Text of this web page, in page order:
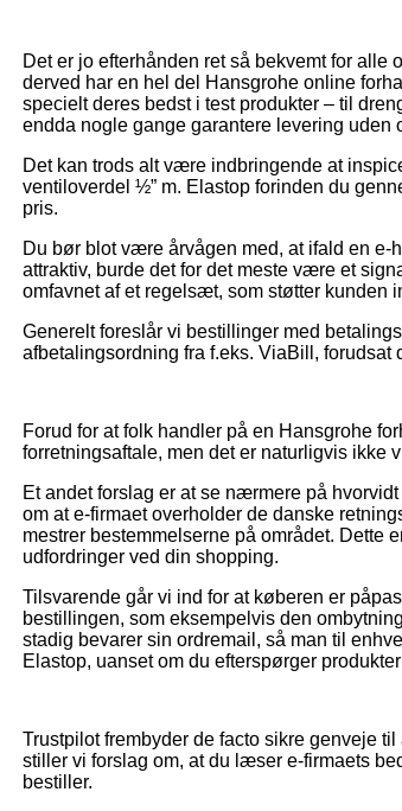
Det er jo efterhånden ret så bekvemt for alle
derved har en hel del Hansgrohe online
specielt deres bedst i test produkter – til
endda nogle gange garantere levering uden
Det kan trods alt være indbringende at
ventiloverdel ½” m. Elastop forinden du
pris.
Du bør blot være årvågen med, at ifald en e-
attraktiv, burde det for det meste være et
omfavnet af et regelsæt, som støtter kunden
Generelt foreslår vi bestillinger med
afbetalingsordning fra f.eks. ViaBill, forudsat
Forud for at folk handler på en Hansgrohe
forretningsaftale, men det er naturligvis ikke
Et andet forslag er at se nærmere på
om at e-firmaet overholder de danske
mestrer bestemmelserne på området. Dette
udfordringer ved din shopping.
Tilsvarende går vi ind for at køberen er
bestillingen, som eksempelvis den
stadig bevarer sin ordremail, så man til
Elastop, uanset om du efterspørger
Trustpilot frembyder de facto sikre genveje
stiller vi forslag om, at du læser e-firmaets
bestiller.